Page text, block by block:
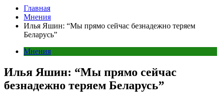
Главная
Мнения
Илья Яшин: “Мы прямо сейчас безнадежно теряем
Беларусь”
Мнения
Илья Яшин: “Мы прямо сейчас
безнадежно теряем Беларусь”